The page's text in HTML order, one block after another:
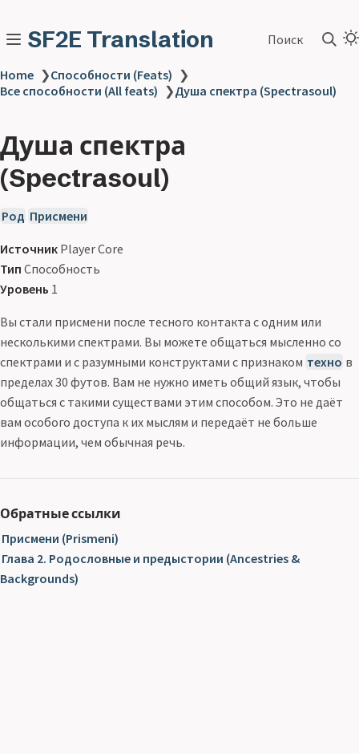
SF2E Translation Поиск
Home ❯Способности (Feats) ❯
Все способности (All feats) ❯Душа спектра (Spectrasoul)
Душа спектра
(Spectrasoul)
Род Присмени
Источник Player Core
Тип Способность
Уровень 1
Вы стали присмени после тесного контакта с одним или
несколькими спектрами. Вы можете общаться мысленно со
спектрами и с разумными конструктами с признаком техно в
пределах 30 футов. Вам не нужно иметь общий язык, чтобы
общаться с такими существами этим способом. Это не даёт
вам особого доступа к их мыслям и передаёт не больше
информации, чем обычная речь.
Обратные ссылки
Присмени (Prismeni)
Глава 2. Родословные и предыстории (Ancestries &
Backgrounds)